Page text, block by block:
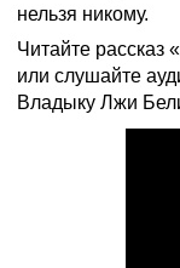
нельзя никому.
Читайте рассказ
или слушайте
Владыку Лжи